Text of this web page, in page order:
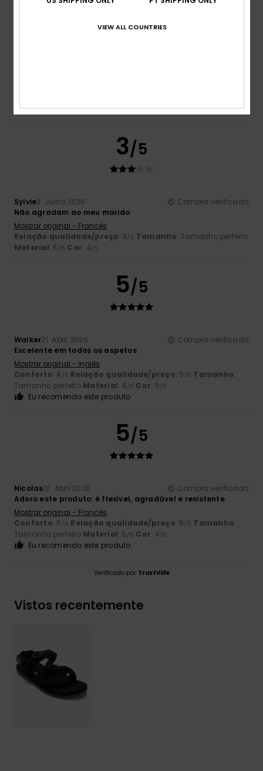
Tamanho
3/5
Sylvie2. Julho 2026
Compra verificada
Não agradam ao meu marido
Mostrar original - Francês
Relação qualidade/preço: 3/5 Tamanho: Tamanho perfeito
Material: 5 /5 Cor: 4/5
5/5
Walker21. Abril 2026
Compra verificada
Excelente em todos os aspetos
Mostrar original - Inglês
Conforto: 4 /5 Relação qualidade/preço: 5 /5 Tamanho:
Tamanho perfeito Material: 4 /5 Cor: 5/5
Eu recomendo este produto
5/5
Nicolas10. Abril 2026
Compra verificada
Adoro este produto: é flexível, agradável e resistente
Mostrar original - Francês
Conforto: 5 /5 Relação qualidade/preço: 5 /5 Tamanho:
Tamanho perfeito Material: 5 /5 Cor: 4/5
Eu recomendo este produto
Verificado por TrustVille
Vistos recentemente
VIEW ALL COUNTRIES